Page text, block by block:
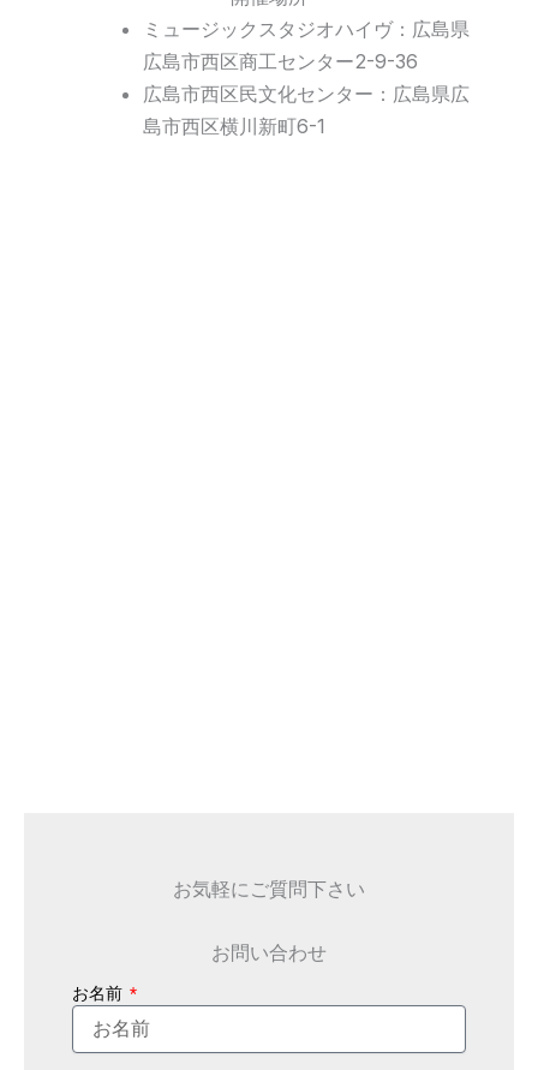
ミュージックスタジオハイヴ：広島県
広島市西区商工センター2-9-36
広島市西区民文化センター：広島県広
島市西区横川新町6-1
お気軽にご質問下さい
お問い合わせ
お名前